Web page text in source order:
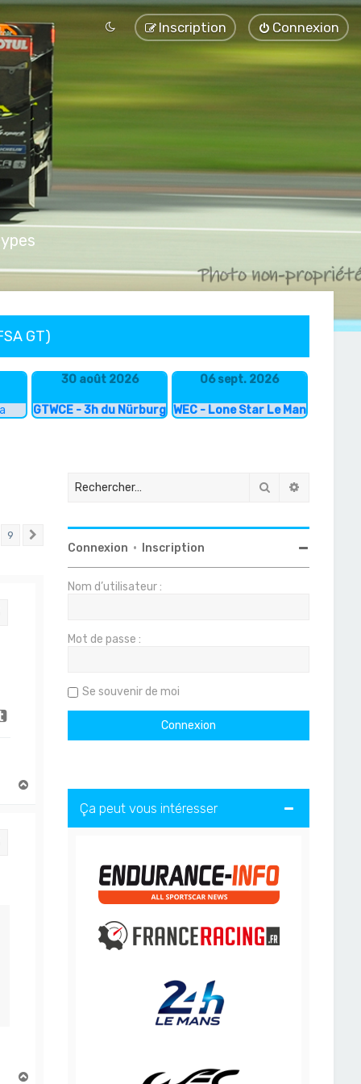
Connexion
Inscription
GT)
30 août 2026
GTWCE - 3h du Nürburgring
06 sept. 2026
WEC - Lone Star Le Mans
9
Rechercher
Connexion • Inscription
Nom d’utilisateur :
Mot de passe :
Se souvenir de moi
Ça peut vous intéresser